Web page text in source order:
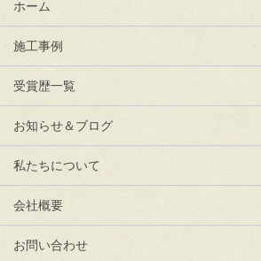
ホーム
施工事例
受賞歴一覧
お知らせ＆ブログ
私たちについて
会社概要
お問い合わせ